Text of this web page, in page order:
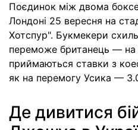
Поєдинок між двома
Лондоні 25 вересня на
Хотспур". Букмекери
переможе британець — на
приймаються ставки з
як на перемогу Усика —
Де дивитися